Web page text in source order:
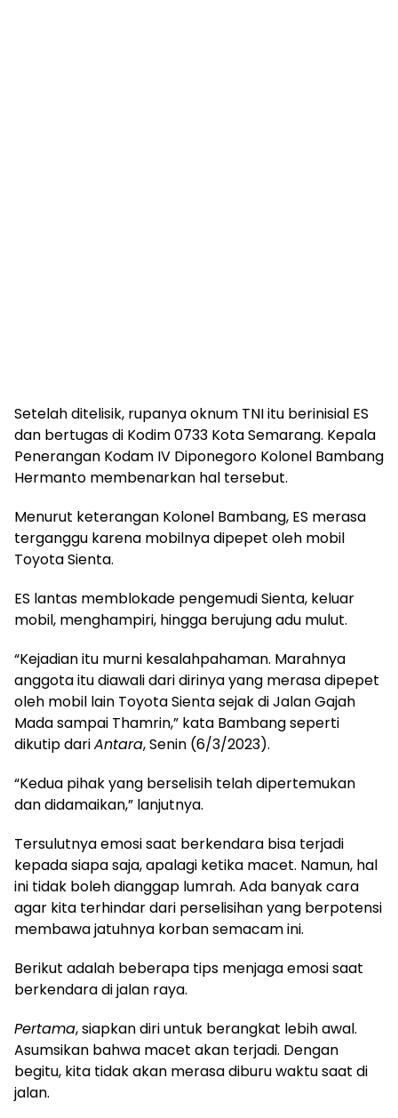
Setelah ditelisik, rupanya oknum TNI itu berinisial ES
dan bertugas di Kodim 0733 Kota Semarang. Kepala
Penerangan Kodam IV Diponegoro Kolonel Bambang
Hermanto membenarkan hal tersebut.
Menurut keterangan Kolonel Bambang, ES merasa
terganggu karena mobilnya dipepet oleh mobil
Toyota Sienta.
ES lantas memblokade pengemudi Sienta, keluar
mobil, menghampiri, hingga berujung adu mulut.
“Kejadian itu murni kesalahpahaman. Marahnya
anggota itu diawali dari dirinya yang merasa dipepet
oleh mobil lain Toyota Sienta sejak di Jalan Gajah
Mada sampai Thamrin,” kata Bambang seperti
dikutip dariAntara, Senin (6/3/2023).
“Kedua pihak yang berselisih telah dipertemukan
dan didamaikan,” lanjutnya.
Tersulutnya emosi saat berkendara bisa terjadi
kepada siapa saja, apalagi ketika macet. Namun, hal
ini tidak boleh dianggap lumrah. Ada banyak cara
agar kita terhindar dari perselisihan yang berpotensi
membawa jatuhnya korban semacam ini.
Berikut adalah beberapa tips menjaga emosi saat
berkendara di jalan raya.
Pertama, siapkan diri untuk berangkat lebih awal.
Asumsikan bahwa macet akan terjadi. Dengan
begitu, kita tidak akan merasa diburu waktu saat di
jalan.